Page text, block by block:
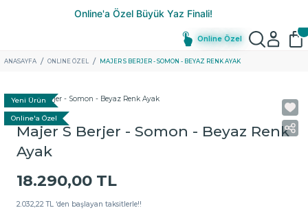
Online Özel
ANASAYFA ONLINE ÖZEL MAJER S BERJER - SOMON - BEYAZ RENK AYAK
Yeni Ürün
Online'a Özel
Majer S Berjer - Somon - Beyaz Renk
Ayak
18.290,00 TL
2.032,22 TL ‘den başlayan taksitlerle!!